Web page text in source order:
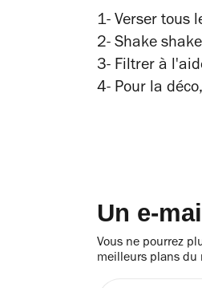
1- Verser tous
2- Shake
3- Filtrer à
4- Pour la déco,
Un e-
Vous ne pourrez
meilleurs plans du